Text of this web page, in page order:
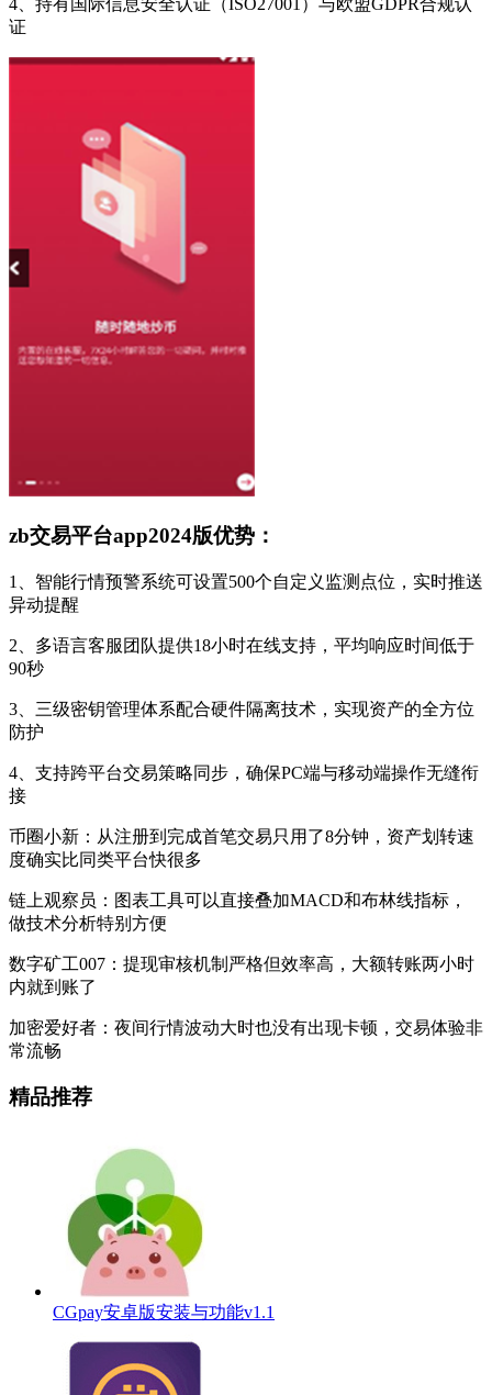
4、持有国际信息安全认证（ISO27001）与欧盟GDPR合规认
证
zb交易平台app2024版优势：
1、智能行情预警系统可设置500个自定义监测点位，实时推送
异动提醒
2、多语言客服团队提供18小时在线支持，平均响应时间低于
90秒
3、三级密钥管理体系配合硬件隔离技术，实现资产的全方位
防护
4、支持跨平台交易策略同步，确保PC端与移动端操作无缝衔
接
币圈小新：从注册到完成首笔交易只用了8分钟，资产划转速
度确实比同类平台快很多
链上观察员：图表工具可以直接叠加MACD和布林线指标，
做技术分析特别方便
数字矿工007：提现审核机制严格但效率高，大额转账两小时
内就到账了
加密爱好者：夜间行情波动大时也没有出现卡顿，交易体验非
常流畅
精品推荐
CGpay安卓版安装与功能v1.1